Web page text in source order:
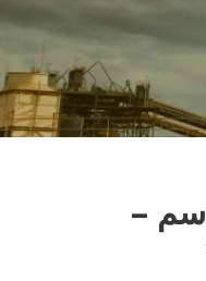
بلوك خفان معزول- سماكة البلوكة:20 سم –